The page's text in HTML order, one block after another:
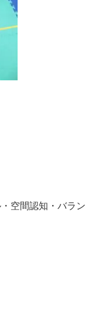
空間認知・バラン